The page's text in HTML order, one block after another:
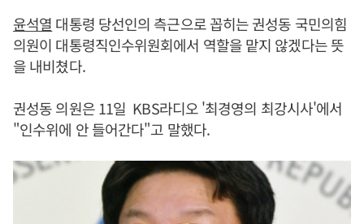
윤석열 대통령 당선인의 측근으로 꼽히는 권성동 국민의힘
의원이 대통령직인수위원회에서 역할을 맡지 않겠다는 뜻
을 내비쳤다.
권성동 의원은 11일 KBS라디오 '최경영의 최강시사'에서
"인수위에 안 들어간다"고 말했다.